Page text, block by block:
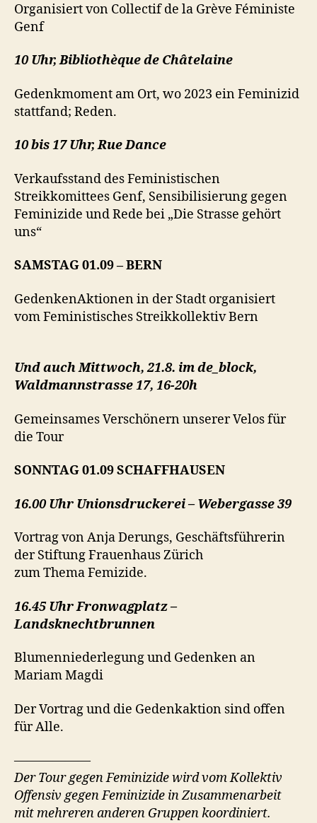
Organisiert von Collectif de la Grève Féministe
Genf
10 Uhr, Bibliothèque de Châtelaine
Gedenkmoment am Ort, wo 2023 ein Feminizid
stattfand; Reden.
10 bis 17 Uhr, Rue Dance
Verkaufsstand des Feministischen
Streikkomittees Genf, Sensibilisierung gegen
Feminizide und Rede bei „Die Strasse gehört
uns“
SAMSTAG 01.09 – BERN
GedenkenAktionen in der Stadt organisiert
vom Feministisches Streikkollektiv Bern
Und auchMittwoch, 21.8. im de_block,
Waldmannstrasse 17, 16-20h
Gemeinsames Verschönern unserer Velos für
die Tour
SONNTAG 01.09 SCHAFFHAUSEN
16.00 Uhr Unionsdruckerei – Webergasse 39
Vortrag von Anja Derungs, Geschäftsführerin
der Stiftung Frauenhaus Zürich
zum Thema Femizide.
16.45 Uhr Fronwagplatz –
Landsknechtbrunnen
Blumenniederlegung und Gedenken an
Mariam Magdi
Der Vortrag und die Gedenkaktion sind offen
für Alle.
——————
Der Tour gegen Feminizide wird vom Kollektiv
Offensiv gegen Feminizide in Zusammenarbeit
mit mehreren anderen Gruppen koordiniert.